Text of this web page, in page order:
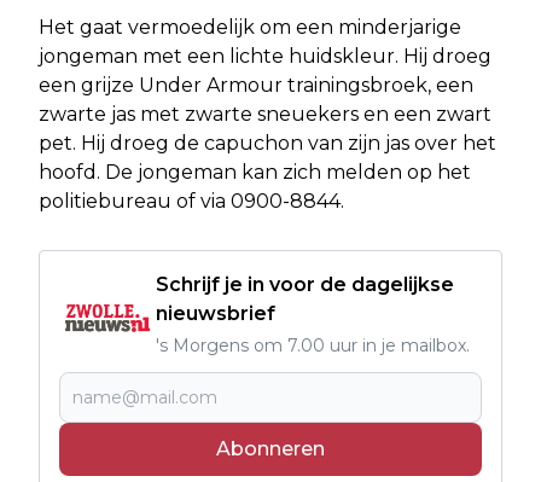
Het gaat vermoedelijk om een minderjarige
jongeman met een lichte huidskleur. Hij droeg
een grijze Under Armour trainingsbroek, een
zwarte jas met zwarte sneuekers en een zwart
pet. Hij droeg de capuchon van zijn jas over het
hoofd. De jongeman kan zich melden op het
politiebureau of via 0900-8844.
Schrijf je in voor de dagelijkse
nieuwsbrief
's Morgens om 7.00 uur in je mailbox.
Abonneren